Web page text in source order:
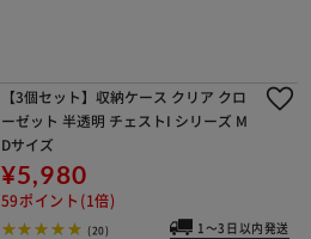
【3個セット】収納ケース クリア クロ
ーゼット 半透明 チェストI シリーズ M
Dサイズ
¥5,980
59ポイント(1倍)
(20) 1～3日以内発送